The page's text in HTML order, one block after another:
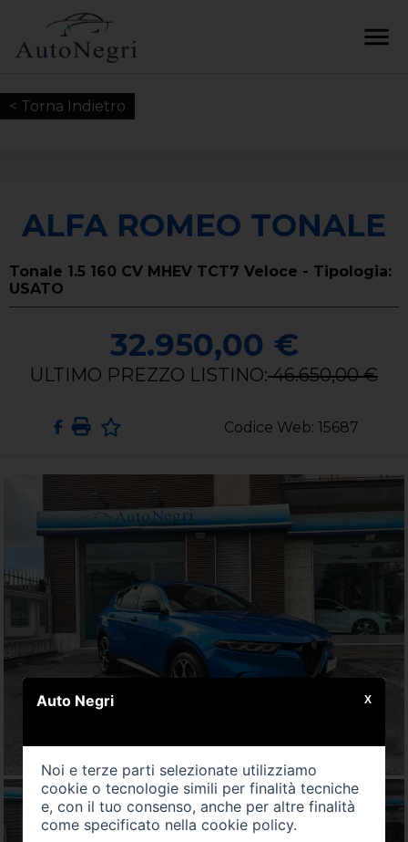
< Torna Indietro
Codice Web: 15687
ALFA ROMEO TONALE
Tonale 1.5 160 CV MHEV TCT7 Veloce - Tipologia:
USATO
32.950,00 €
ULTIMO PREZZO LISTINO:46.650,00 €
Auto Negri
Noi e terze parti selezionate utilizziamo
cookie o tecnologie simili per finalità tecniche
e, con il tuo consenso, anche per altre finalità
come specificato nella cookie policy.
X